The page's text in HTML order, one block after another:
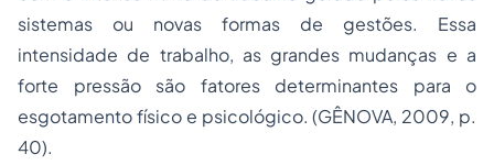
sistemas ou novas formas de gestões. Essa
intensidade de trabalho, as grandes mudanças e a
forte pressão são fatores determinantes para o
esgotamento físico e psicológico. (GÊNOVA, 2009, p.
40).